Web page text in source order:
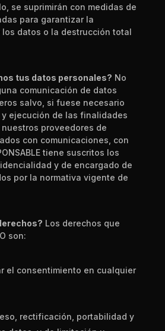
se suprimirán con medidas de
para garantizar la
datos o la destrucción total
tus datos personales? No
comunicación de datos
salvo, si fuese necesario
ejecución de las finalidades
nuestros proveedores de
con comunicaciones, con
tiene suscritos los
y de encargado de
por la normativa vigente de
Los derechos que
son:
el consentimiento en cualquier
rectificación, portabilidad y